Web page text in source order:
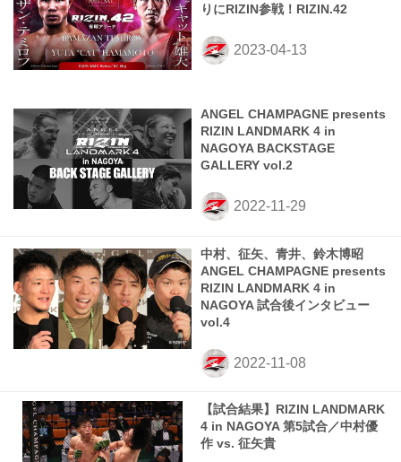
りにRIZIN参戦！RIZIN.42
ANGEL CHAMPAGNE presents
RIZIN LANDMARK 4 in
NAGOYA BACKSTAGE
GALLERY vol.2
中村、征矢、青井、鈴木博昭
ANGEL CHAMPAGNE presents
RIZIN LANDMARK 4 in
NAGOYA 試合後インタビュー
vol.4
【試合結果】RIZIN LANDMARK
4 in NAGOYA 第5試合／中村優
作 vs. 征矢貴